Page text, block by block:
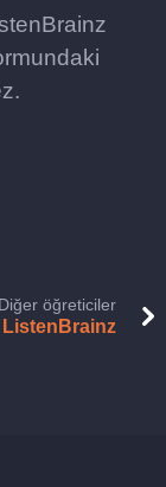
Diğer öğreticiler
ListenBrainz